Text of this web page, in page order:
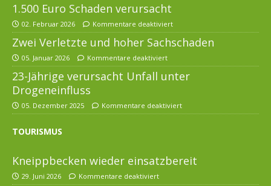
1.500 Euro Schaden verursacht
02. Februar 2026 Kommentare deaktiviert
Zwei Verletzte und hoher Sachschaden
05. Januar 2026 Kommentare deaktiviert
23-Jährige verursacht Unfall unter
Drogeneinfluss
05. Dezember 2025 Kommentare deaktiviert
TOURISMUS
Kneippbecken wieder einsatzbereit
29. Juni 2026 Kommentare deaktiviert